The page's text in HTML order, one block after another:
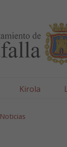
Kirola
Noticias